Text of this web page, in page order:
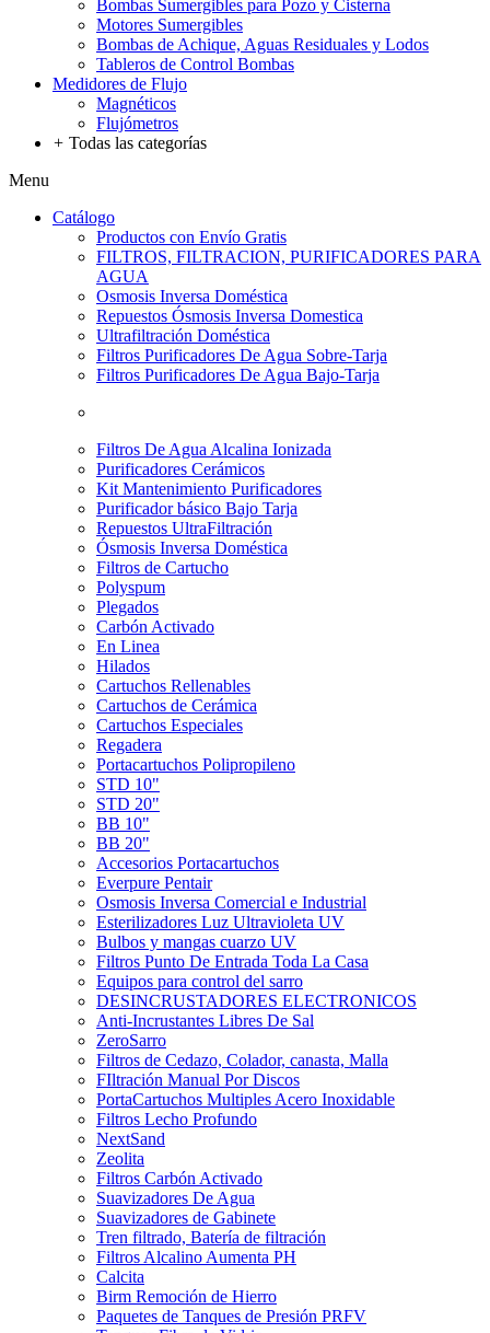
Bombas Sumergibles para Pozo y Cisterna
Motores Sumergibles
Bombas de Achique, Aguas Residuales y Lodos
Tableros de Control Bombas
Medidores de Flujo
Magnéticos
Flujómetros
+ Todas las categorías
Menu
Catálogo
Productos con Envío Gratis
FILTROS, FILTRACION, PURIFICADORES PARA
AGUA
Osmosis Inversa Doméstica
Repuestos Ósmosis Inversa Domestica
Ultrafiltración Doméstica
Filtros Purificadores De Agua Sobre-Tarja
Filtros Purificadores De Agua Bajo-Tarja
Filtros De Agua Alcalina Ionizada
Purificadores Cerámicos
Kit Mantenimiento Purificadores
Purificador básico Bajo Tarja
Repuestos UltraFiltración
Ósmosis Inversa Doméstica
Filtros de Cartucho
Polyspum
Plegados
Carbón Activado
En Linea
Hilados
Cartuchos Rellenables
Cartuchos de Cerámica
Cartuchos Especiales
Regadera
Portacartuchos Polipropileno
STD 10"
STD 20"
BB 10"
BB 20"
Accesorios Portacartuchos
Everpure Pentair
Osmosis Inversa Comercial e Industrial
Esterilizadores Luz Ultravioleta UV
Bulbos y mangas cuarzo UV
Filtros Punto De Entrada Toda La Casa
Equipos para control del sarro
DESINCRUSTADORES ELECTRONICOS
Anti-Incrustantes Libres De Sal
ZeroSarro
Filtros de Cedazo, Colador, canasta, Malla
FIltración Manual Por Discos
PortaCartuchos Multiples Acero Inoxidable
Filtros Lecho Profundo
NextSand
Zeolita
Filtros Carbón Activado
Suavizadores De Agua
Suavizadores de Gabinete
Tren filtrado, Batería de filtración
Filtros Alcalino Aumenta PH
Calcita
Birm Remoción de Hierro
Paquetes de Tanques de Presión PRFV